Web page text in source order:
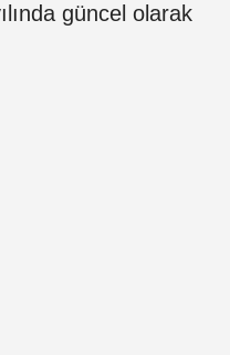
güncel olarak